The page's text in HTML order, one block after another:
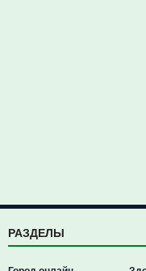
РАЗДЕЛЫ